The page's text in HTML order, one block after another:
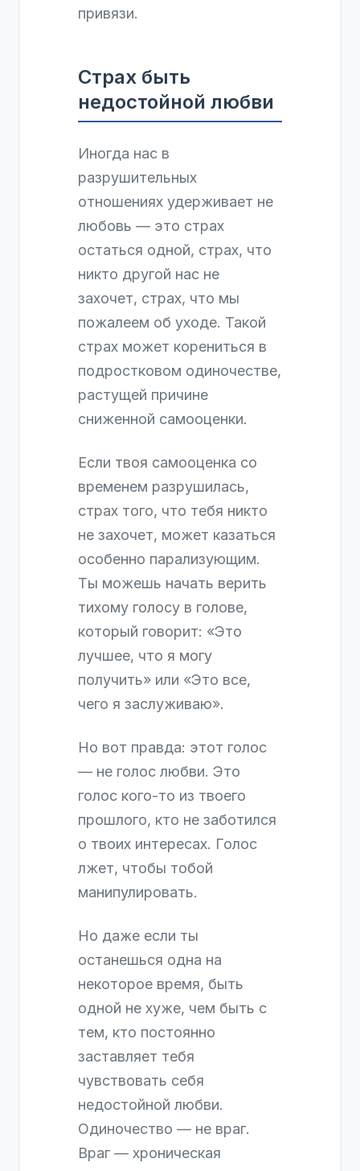
привязи.
Страх быть
недостойной любви
Иногда нас в
разрушительных
отношениях удерживает не
любовь — это страх
остаться одной, страх, что
никто другой нас не
захочет, страх, что мы
пожалеем об уходе. Такой
страх может корениться в
подростковом одиночестве,
растущей причине
сниженной самооценки.
Если твоя самооценка со
временем разрушилась,
страх того, что тебя никто
не захочет, может казаться
особенно парализующим.
Ты можешь начать верить
тихому голосу в голове,
который говорит: «Это
лучшее, что я могу
получить» или «Это все,
чего я заслуживаю».
Но вот правда: этот голос
— не голос любви. Это
голос кого-то из твоего
прошлого, кто не заботился
о твоих интересах. Голос
лжет, чтобы тобой
манипулировать.
Но даже если ты
останешься одна на
некоторое время, быть
одной не хуже, чем быть с
тем, кто постоянно
заставляет тебя
чувствовать себя
недостойной любви.
Одиночество — не враг.
Враг — хроническая